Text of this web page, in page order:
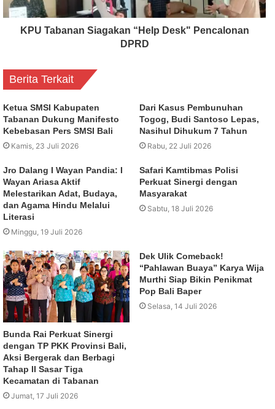
KPU Tabanan Siagakan “Help Desk" Pencalonan
DPRD
Berita Terkait
Ketua SMSI Kabupaten
Tabanan Dukung Manifesto
Kebebasan Pers SMSI Bali
Kamis, 23 Juli 2026
Dari Kasus Pembunuhan
Togog, Budi Santoso Lepas,
Nasihul Dihukum 7 Tahun
Rabu, 22 Juli 2026
Jro Dalang I Wayan Pandia: I
Wayan Ariasa Aktif
Melestarikan Adat, Budaya,
dan Agama Hindu Melalui
Literasi
Minggu, 19 Juli 2026
Safari Kamtibmas Polisi
Perkuat Sinergi dengan
Masyarakat
Sabtu, 18 Juli 2026
Bunda Rai Perkuat Sinergi
dengan TP PKK Provinsi Bali,
Aksi Bergerak dan Berbagi
Tahap II Sasar Tiga
Kecamatan di Tabanan
Jumat, 17 Juli 2026
Dek Ulik Comeback!
“Pahlawan Buaya” Karya Wija
Murthi Siap Bikin Penikmat
Pop Bali Baper
Selasa, 14 Juli 2026